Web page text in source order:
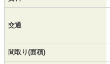
交通
間取り(面積)